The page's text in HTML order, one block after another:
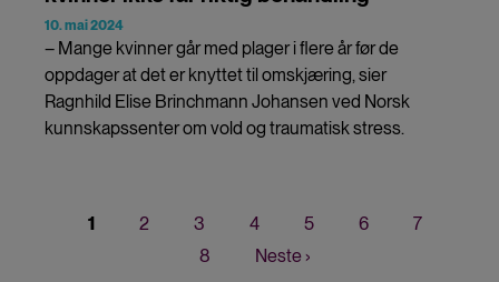
10. mai 2024
– Mange kvinner går med plager i flere år før de
oppdager at det er knyttet til omskjæring, sier
Ragnhild Elise Brinchmann Johansen ved Norsk
kunnskapssenter om vold og traumatisk stress.
Nåværende
1 Page
2 Page
3 Page
4 Page
5 Page
6 Page
7
Page
8
Neste
Neste ›